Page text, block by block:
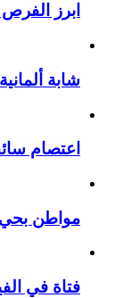
ابرز
شابة
اعتصام
مواطن بحي
فتاة في